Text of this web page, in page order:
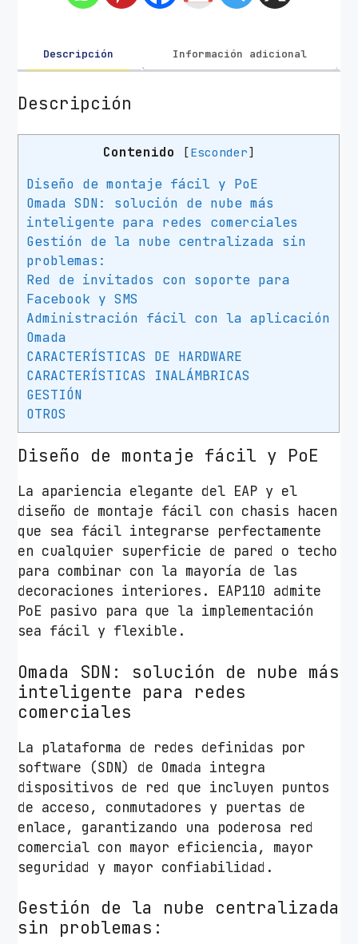
e
s
I
i
n
O
m
a
d
a
E
A
P
1
0
P
E
3
0
0
M
b
p
/
2
Descripción Información adicional
Descripción
Contenido [Esconder]
Diseño de montaje fácil y PoE
Omada SDN: solución de nube más
inteligente para redes comerciales
Gestión de la nube centralizada sin
problemas:
Red de invitados con soporte para
Facebook y SMS
Administración fácil con la aplicación
Omada
CARACTERÍSTICAS DE HARDWARE
CARACTERÍSTICAS INALÁMBRICAS
GESTIÓN
OTROS
Diseño de montaje fácil y PoE
La apariencia elegante del EAP y el
diseño de montaje fácil con chasis hacen
que sea fácil integrarse perfectamente
en cualquier superficie de pared o techo
para combinar con la mayoría de las
decoraciones interiores. EAP110 admite
PoE pasivo para que la implementación
sea fácil y flexible.
Omada SDN: solución de nube más
inteligente para redes
comerciales
La plataforma de redes definidas por
software (SDN) de Omada integra
dispositivos de red que incluyen puntos
de acceso, conmutadores y puertas de
enlace, garantizando una poderosa red
comercial con mayor eficiencia, mayor
seguridad y mayor confiabilidad.
Gestión de la nube centralizada
sin problemas: